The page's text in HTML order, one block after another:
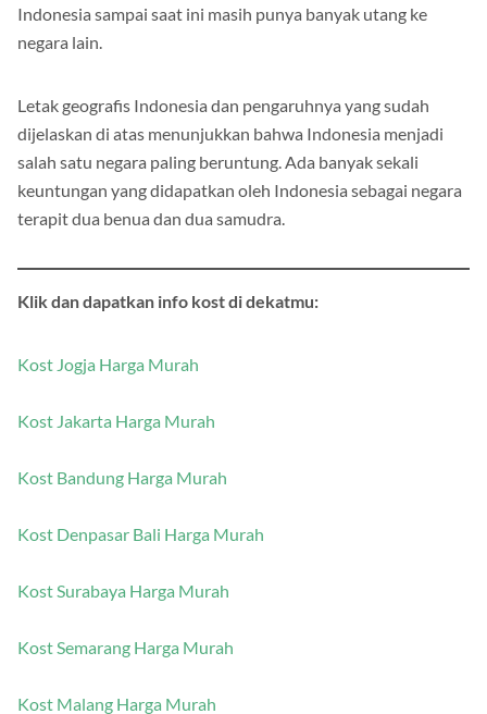
Indonesia sampai saat ini masih punya banyak utang ke
negara lain.
Letak geografis Indonesia dan pengaruhnya yang sudah
dijelaskan di atas menunjukkan bahwa Indonesia menjadi
salah satu negara paling beruntung. Ada banyak sekali
keuntungan yang didapatkan oleh Indonesia sebagai negara
terapit dua benua dan dua samudra.
Klik dan dapatkan info kost di dekatmu:
Kost Jogja Harga Murah
Kost Jakarta Harga Murah
Kost Bandung Harga Murah
Kost Denpasar Bali Harga Murah
Kost Surabaya Harga Murah
Kost Semarang Harga Murah
Kost Malang Harga Murah